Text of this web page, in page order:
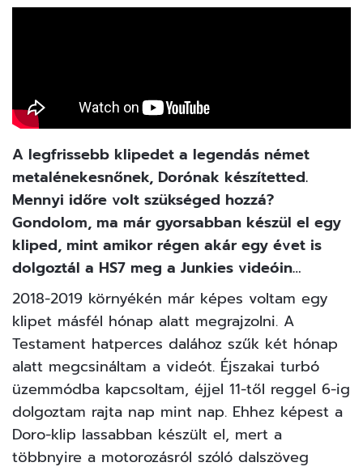
A legfrissebb klipedet a legendás német
metalénekesnőnek, Dorónak készítetted.
Mennyi időre volt szükséged hozzá?
Gondolom, ma már gyorsabban készül el egy
kliped, mint amikor régen akár egy évet is
dolgoztál a HS7 meg a Junkies videóin…
2018-2019 környékén már képes voltam egy
klipet másfél hónap alatt megrajzolni. A
Testament hatperces dalához szűk két hónap
alatt megcsináltam a videót. Éjszakai turbó
üzemmódba kapcsoltam, éjjel 11-től reggel 6-ig
dolgoztam rajta nap mint nap. Ehhez képest a
Doro-klip lassabban készült el, mert a
többnyire a motorozásról szóló dalszöveg